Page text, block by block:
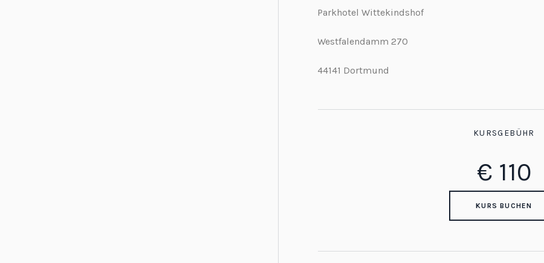
Parkhotel Wittekindshof
Westfalendamm 270
44141 Dortmund
KURSGEBÜHR
€ 110
KURS BUCHEN